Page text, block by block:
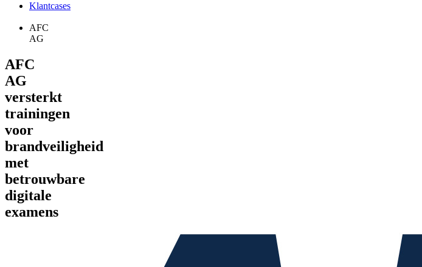
Klantcases
AFC
AG
AFC
AG
versterkt
trainingen
voor
brandveiligheid
met
betrouwbare
digitale
examens